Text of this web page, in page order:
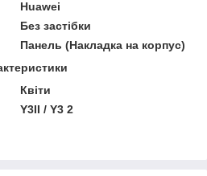
Huawei
Без застібки
Панель (Накладка на корпус)
Квіти
Y3II / Y3 2